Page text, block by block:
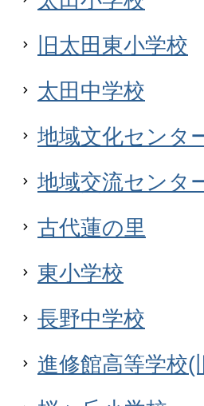
旧太田東小学校
太田中学校
地域文化センタ
地域交流センタ
古代蓮の里
東小学校
長野中学校
進修館高等学校(